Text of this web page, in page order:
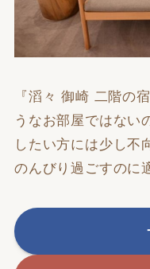
『滔々 御崎 二階の
うなお部屋ではない
したい方には少し不
のんびり過ごすのに